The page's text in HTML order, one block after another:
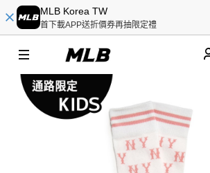
MLB Korea TW
首下載APP送折價券再抽限定禮